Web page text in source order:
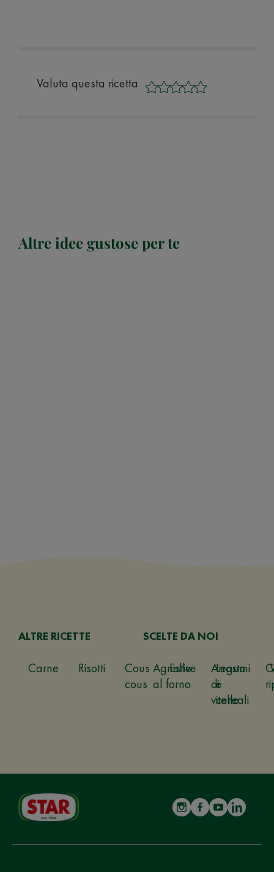
Valuta questa ricetta
Altre idee gustose per te
ALTRE RICETTE
Carne Risotti
Cous
cous
Estive
Legumi
e
cereali
SCELTE DA NOI
Agnello
al forno
Arrosto
di
vitello